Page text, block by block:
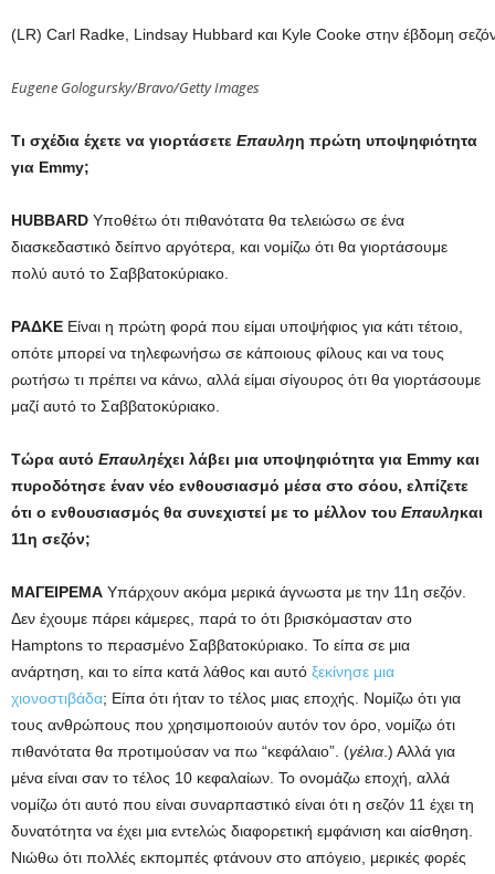
(LR) Carl Radke, Lindsay Hubbard και Kyle Cooke στην έβδομη
Eugene Gologursky/Bravo/Getty Images
Τι σχέδια έχετε να γιορτάσετε Επαυληη πρώτη υποψηφιότητα
για Emmy;
HUBBARD Υποθέτω ότι πιθανότατα θα τελειώσω σε ένα
διασκεδαστικό δείπνο αργότερα, και νομίζω ότι θα γιορτάσουμε
πολύ αυτό το Σαββατοκύριακο.
ΡΑΔΚΕ Είναι η πρώτη φορά που είμαι υποψήφιος για κάτι τέτοιο,
οπότε μπορεί να τηλεφωνήσω σε κάποιους φίλους και να τους
ρωτήσω τι πρέπει να κάνω, αλλά είμαι σίγουρος ότι θα γιορτάσουμε
μαζί αυτό το Σαββατοκύριακο.
Τώρα αυτό Επαυληέχει λάβει μια υποψηφιότητα για Emmy και
πυροδότησε έναν νέο ενθουσιασμό μέσα στο σόου, ελπίζετε
ότι ο ενθουσιασμός θα συνεχιστεί με το μέλλον του Επαυληκαι
11η σεζόν;
ΜΑΓΕΙΡΕΜΑ Υπάρχουν ακόμα μερικά άγνωστα με την 11η σεζόν.
Δεν έχουμε πάρει κάμερες, παρά το ότι βρισκόμασταν στο
Hamptons το περασμένο Σαββατοκύριακο. Το είπα σε μια
ανάρτηση, και το είπα κατά λάθος και αυτό ξεκίνησε μια
χιονοστιβάδα; Είπα ότι ήταν το τέλος μιας εποχής. Νομίζω ότι για
τους ανθρώπους που χρησιμοποιούν αυτόν τον όρο, νομίζω ότι
πιθανότατα θα προτιμούσαν να πω “κεφάλαιο”. (γέλια .) Αλλά για
μένα είναι σαν το τέλος 10 κεφαλαίων. Το ονομάζω εποχή, αλλά
νομίζω ότι αυτό που είναι συναρπαστικό είναι ότι η σεζόν 11 έχει τη
δυνατότητα να έχει μια εντελώς διαφορετική εμφάνιση και αίσθηση.
Νιώθω ότι πολλές εκπομπές φτάνουν στο απόγειο, μερικές φορές